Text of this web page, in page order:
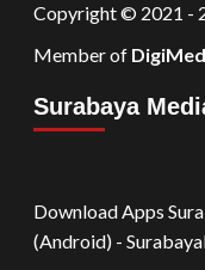
Copyright © 2021 -
Member of
Surabaya
Download Apps
(Android) -